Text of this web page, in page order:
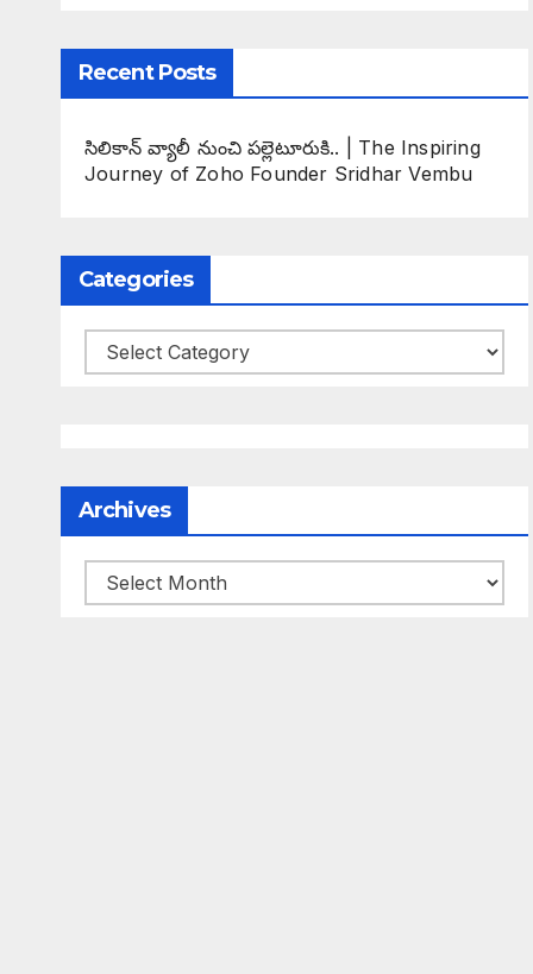
Recent Posts
సిలికాన్ వ్యాలీ నుంచి పల్లెటూరుకి.. | The Inspiring
Journey of Zoho Founder Sridhar Vembu
Categories
Categories
Archives
Archives